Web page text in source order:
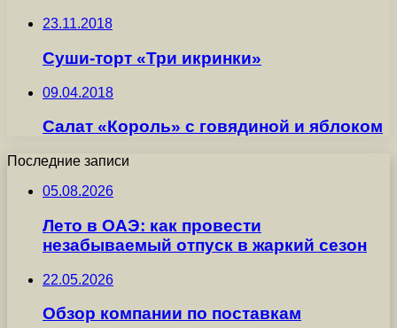
23.11.2018
Суши-торт «Три икринки»
09.04.2018
Салат «Король» с говядиной и яблоком
Последние записи
05.08.2026
Лето в ОАЭ: как провести
незабываемый отпуск в жаркий сезон
22.05.2026
Обзор компании по поставкам